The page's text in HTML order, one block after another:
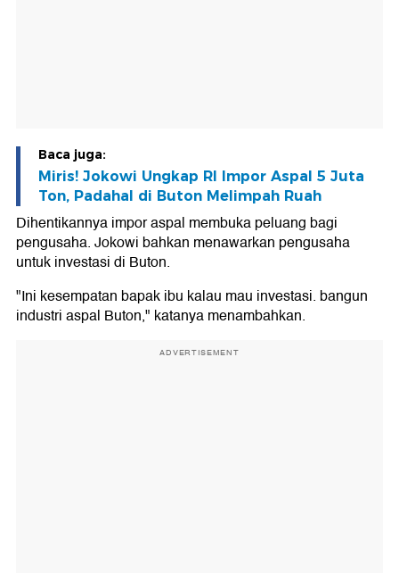
Baca juga:
Miris! Jokowi Ungkap RI Impor Aspal 5 Juta
Ton, Padahal di Buton Melimpah Ruah
Dihentikannya impor aspal membuka peluang bagi
pengusaha. Jokowi bahkan menawarkan pengusaha
untuk investasi di Buton.
"Ini kesempatan bapak ibu kalau mau investasi. bangun
industri aspal Buton," katanya menambahkan.
ADVERTISEMENT